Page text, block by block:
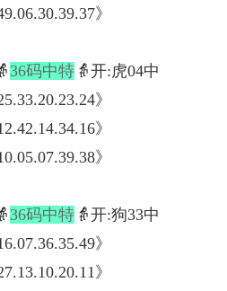
》
36码中特 👵开:虎04中
》
》
》
36码中特 👵开:狗33中
》
》